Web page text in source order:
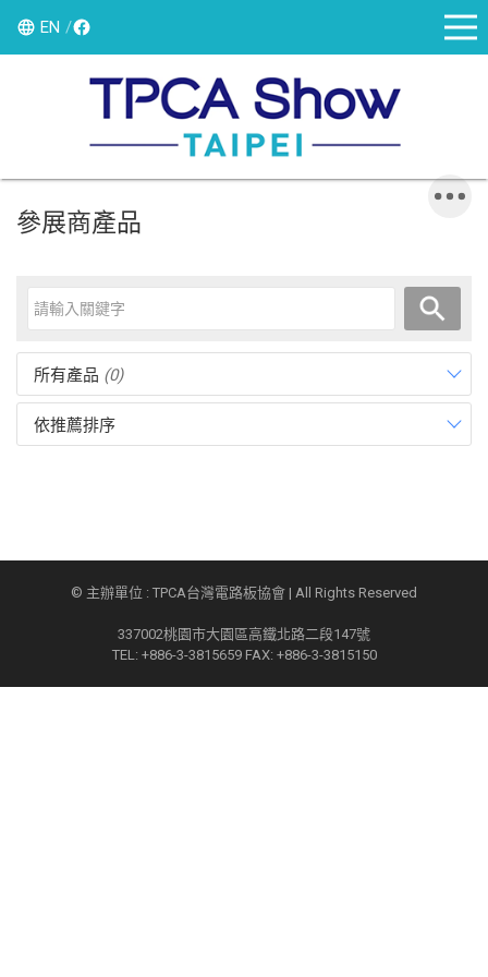
EN
參展商產品
所有產品 (0)
依推薦排序
© 主辦單位 : TPCA台灣電路板協會 | All Rights Reserved
337002桃園市大園區高鐵北路二段147號
TEL: +886-3-3815659 FAX: +886-3-3815150